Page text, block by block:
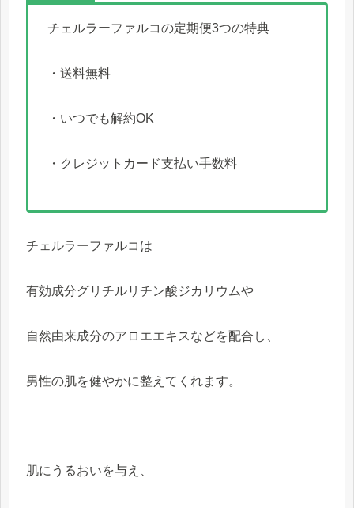
チェルラーファルコの定期便3つの特典
・送料無料
・いつでも解約OK
・クレジットカード支払い手数料
チェルラーファルコは
有効成分グリチルリチン酸ジカリウムや
自然由来成分のアロエエキスなどを配合し、
男性の肌を健やかに整えてくれます。
肌にうるおいを与え、